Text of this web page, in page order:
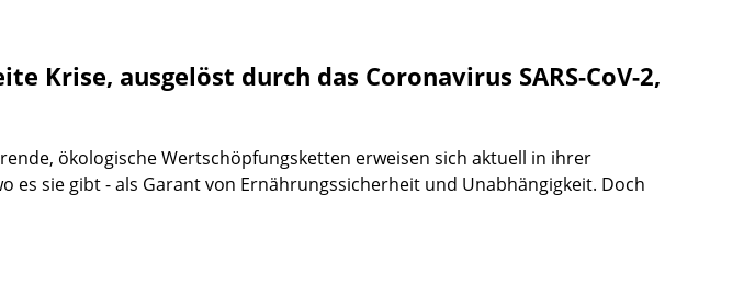
Krise, ausgelöst durch das Coronavirus SARS-CoV-2,
ökologische Wertschöpfungsketten erweisen sich aktuell in ihrer
es sie gibt - als Garant von Ernährungssicherheit und Unabhängigkeit. Doch